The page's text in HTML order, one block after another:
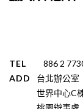
TEL
886 2
ADD
台北辦公室
世界中心C棟